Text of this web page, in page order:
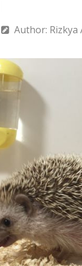
Author: Rizkya